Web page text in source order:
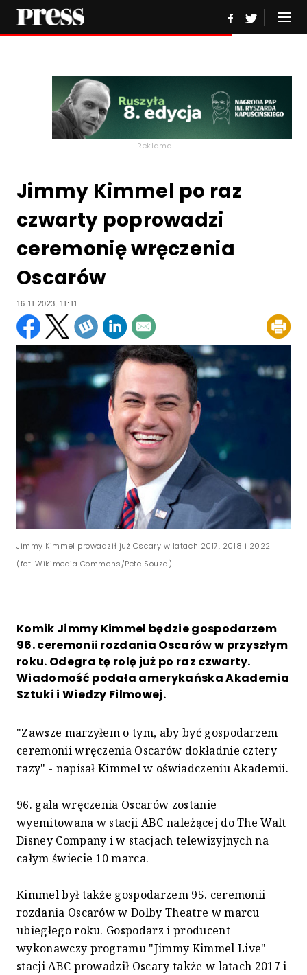
Reklama
Jimmy Kimmel po raz
czwarty poprowadzi
ceremonię wręczenia
Oscarów
16.11.2023, 11:11
Jimmy Kimmel prowadził już Oscary w latach 2017, 2018 i 2022
(fot. Wikimedia Commons/Pete Souza)
Komik Jimmy Kimmel będzie gospodarzem
96. ceremonii rozdania Oscarów w przyszłym
roku. Odegra tę rolę już po raz czwarty.
Wiadomość podała amerykańska Akademia
Sztuki i Wiedzy Filmowej.
"Zawsze marzyłem o tym, aby być gospodarzem
ceremonii wręczenia Oscarów dokładnie cztery
razy" - napisał Kimmel w oświadczeniu Akademii.
96. gala wręczenia Oscarów zostanie
wyemitowana w stacji ABC należącej do The Walt
Disney Company i w stacjach telewizyjnych na
całym świecie 10 marca.
Kimmel był także gospodarzem 95. ceremonii
rozdania Oscarów w Dolby Theatre w marcu
ubiegłego roku. Gospodarz i producent
wykonawczy programu "Jimmy Kimmel Live"
stacji ABC prowadził Oscary także w latach 2017 i